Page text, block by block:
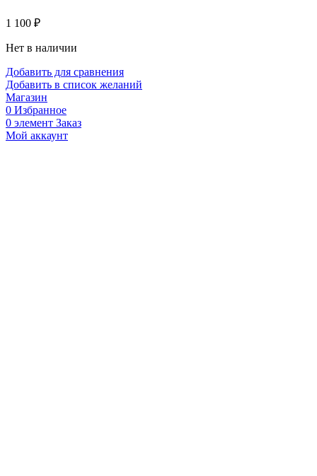
1 100 ₽
Нет в наличии
Добавить для сравнения
Добавить в список желаний
Магазин
0 Избранное
0 элемент Заказ
Мой аккаунт